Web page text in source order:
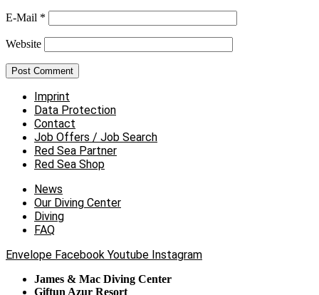
E-Mail *
Website
Imprint
Data Protection
Contact
Job Offers / Job Search
Red Sea Partner
Red Sea Shop
News
Our Diving Center
Diving
FAQ
Envelope Facebook Youtube Instagram
James & Mac Diving Center
Giftun Azur Resort